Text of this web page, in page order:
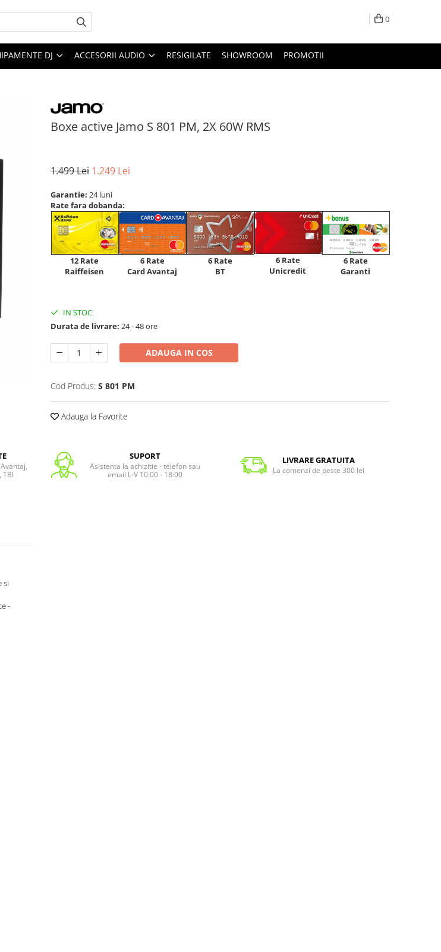
0
DJ ACCESORII AUDIO RESIGILATE SHOWROOM PROMOTII
Boxe active Jamo S 801 PM, 2X 60W RMS
1.499 Lei 1.249 Lei
Garantie: 24 luni
Rate fara dobanda:
12 Rate
Raiffeisen
6 Rate
Card Avantaj
6 Rate
BT
6 Rate
Unicredit
6 Rate
Garanti
IN STOC
Durata de livrare: 24 - 48 ore
ADAUGA IN COS
Cod Produs: S 801 PM
Adauga la Favorite
TBI
SUPORT
Asistenta la achizitie - telefon sau
email L-V 10:00 - 18:00
LIVRARE GRATUITA
La comenzi de peste 300 lei
si
-